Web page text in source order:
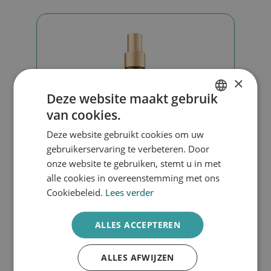
D2O hydration spray
38,00
×
Deze website maakt gebruik
van cookies.
Deze website gebruikt cookies om uw
gebruikerservaring te verbeteren. Door
onze website te gebruiken, stemt u in met
alle cookies in overeenstemming met ons
Cookiebeleid. Lees verder
ALLES ACCEPTEREN
ALLES AFWIJZEN